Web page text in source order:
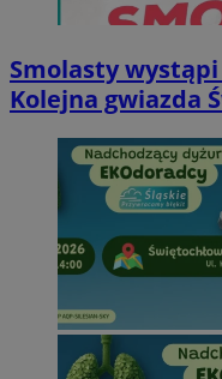
Smolasty
Kolejna gwiazda